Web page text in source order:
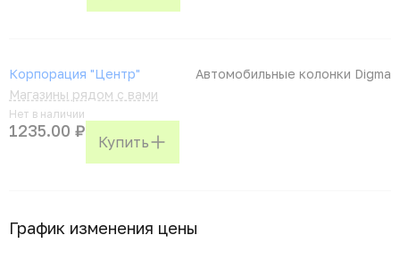
Корпорация "Центр"
Магазины рядом с вами
Нет в наличии
Автомобильные колонки Digma
1235.00 ₽
Купить
График изменения цены